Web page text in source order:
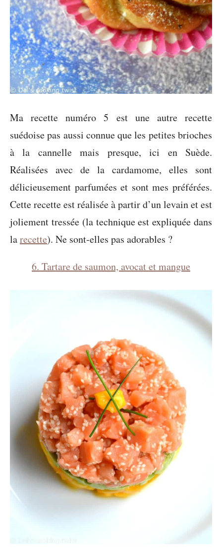
Ma recette numéro 5 est une autre recette
suédoise pas aussi connue que les petites brioches
à la cannelle mais presque, ici en Suède.
Réalisées avec de la cardamome, elles sont
délicieusement parfumées et sont mes préférées.
Cette recette est réalisée à partir d’un levain et est
joliement tressée (la technique est expliquée dans
larecette). Ne sont-elles pas adorables ?
6. Tartare de saumon, avocat et mangue